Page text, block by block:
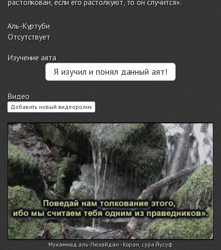
Аль-Куртуби
Отсутствует
Изучение аята
Я изучил и понял данный аят!
Видео
Добавить новый видеоролик
Мухаммад аль-Люхайдан - Коран, сура Йусуф